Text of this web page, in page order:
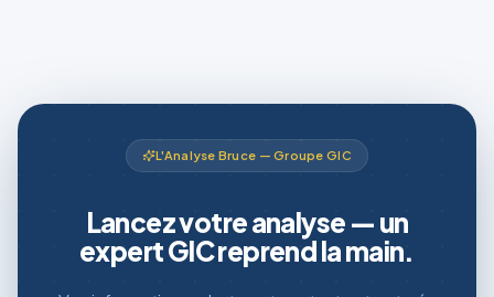
L'Analyse Bruce — Groupe GIC
Lancez votre analyse — un
expert GIC reprend la main.